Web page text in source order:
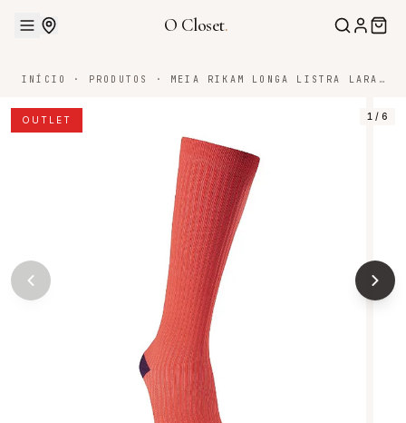
O Closet.
INÍCIO · PRODUTOS · MEIA RIKAM LONGA LISTRA LARANJA NEON/AZUL MARINHO - 34/39
OUTLET 1 / 6